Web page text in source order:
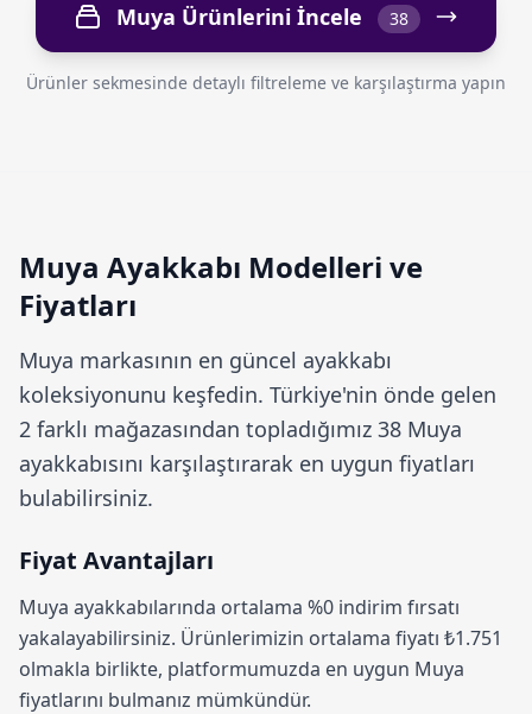
Muya Ürünlerini İncele 38
Ürünler sekmesinde detaylı filtreleme ve karşılaştırma yapın
Muya Ayakkabı Modelleri ve
Fiyatları
Muya markasının en güncel ayakkabı
koleksiyonunu keşfedin. Türkiye'nin önde gelen
2 farklı mağazasından topladığımız 38 Muya
ayakkabısını karşılaştırarak en uygun fiyatları
bulabilirsiniz.
Fiyat Avantajları
Muya ayakkabılarında ortalama %0 indirim fırsatı
yakalayabilirsiniz. Ürünlerimizin ortalama fiyatı ₺1.751
olmakla birlikte, platformumuzda en uygun Muya
fiyatlarını bulmanız mümkündür.